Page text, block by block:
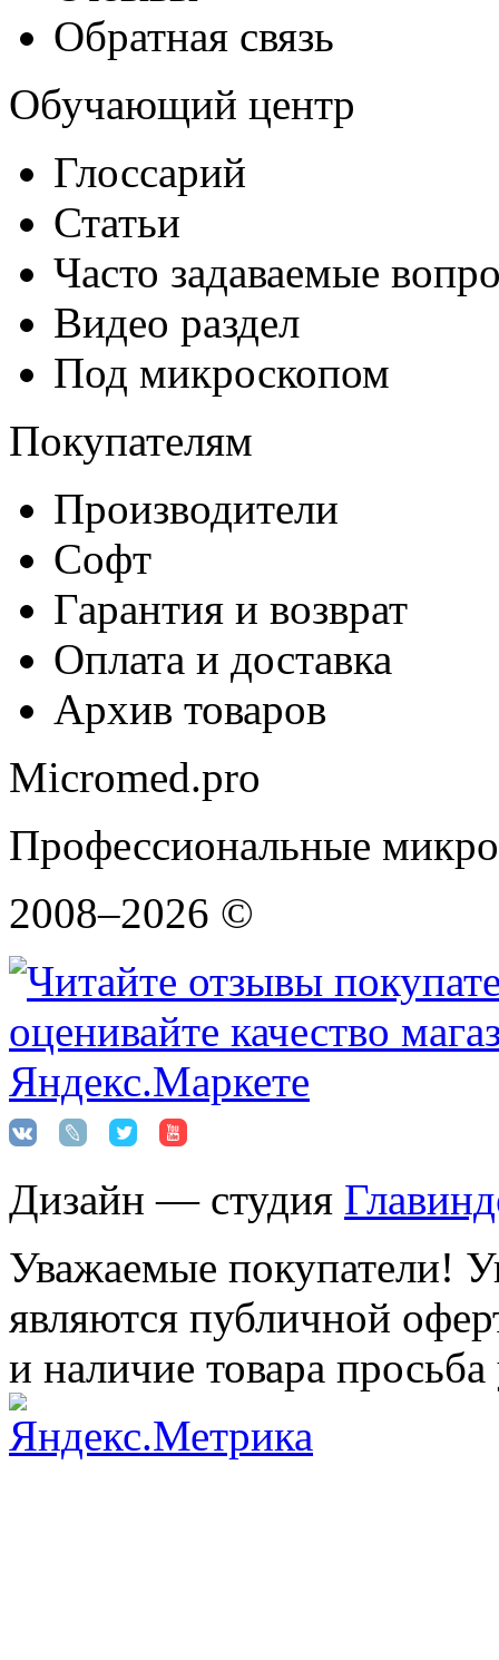
Обратная связь
Обучающий центр
Глоссарий
Статьи
Часто задаваемые
Видео раздел
Под микроскопом
Покупателям
Производители
Софт
Гарантия и возврат
Оплата и доставка
Архив товаров
Micromed.pro
Профессиональные
2008–2026 ©
Дизайн — студия
Уважаемые покупатели!
являются публичной
и наличие товара